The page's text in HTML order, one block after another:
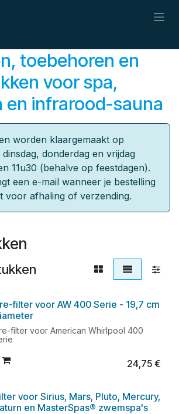
toebehoren en
​voor spa,
en infrarood-sauna
worden klaargemaakt op
dinsdag, donderdag en vrijdag
11u30 (behalve op feestdagen).
een e-mail wanneer je bestelling
voor afhaling of verzending.
filter voor AW 400 Serie - 19,7 cm
filter voor American Whirlpool 400
24,75€
voor Sirius, Mars, Pluto, Mercury,
en MasterSpas® zwemspa's